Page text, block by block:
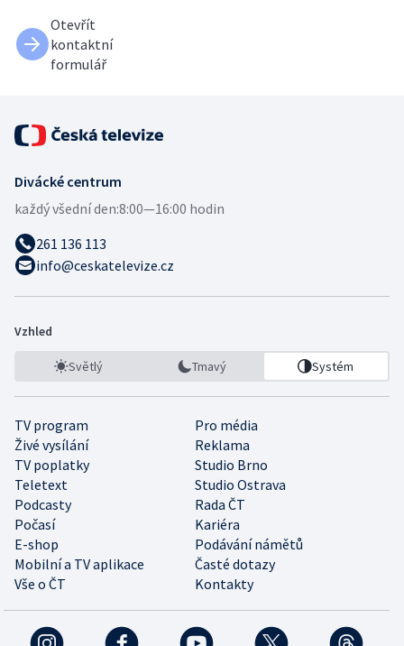
Otevřít
kontaktní
formulář
Divácké centrum
každý všední den:8:00—16:00 hodin
261 136 113
info@ceskatelevize.cz
Vzhled
Světlý Tmavý Systém
TV program
Pro média
Živé vysílání
Reklama
TV poplatky
Studio Brno
Teletext
Studio Ostrava
Podcasty
Rada ČT
Počasí
Kariéra
E-shop
Podávání námětů
Mobilní a TV aplikace
Časté dotazy
Vše o ČT
Kontakty